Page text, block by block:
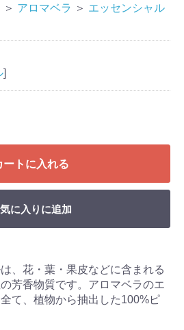
＞ アロマベラ ＞ エッセンシャル
]
ートに入れる
に入りに追加
、花・葉・果皮などに含まれる
芳香物質です。アロマベラのエ
て、植物から抽出した100%ピ